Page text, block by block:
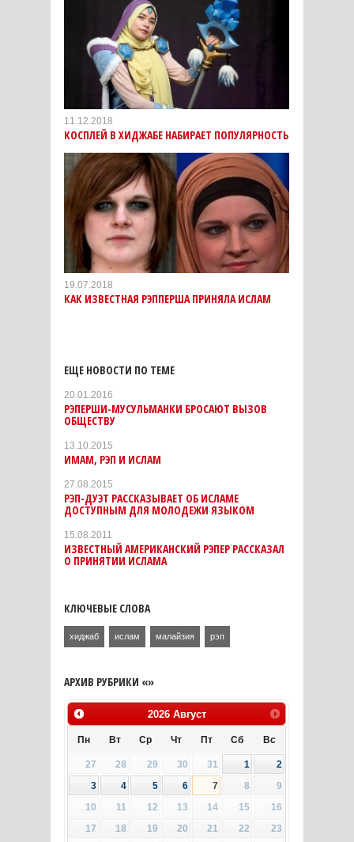
11.12.2018
КОСПЛЕЙ В ХИДЖАБЕ НАБИРАЕТ ПОПУЛЯРНОСТЬ
19.07.2018
КАК ИЗВЕСТНАЯ РЭППЕРША ПРИНЯЛА ИСЛАМ
ЕЩЕ НОВОСТИ ПО ТЕМЕ
20.01.2016
РЭПЕРШИ-МУСУЛЬМАНКИ БРОСАЮТ ВЫЗОВ
ОБЩЕСТВУ
13.10.2015
ИМАМ, РЭП И ИСЛАМ
27.08.2015
РЭП-ДУЭТ РАССКАЗЫВАЕТ ОБ ИСЛАМЕ
ДОСТУПНЫМ ДЛЯ МОЛОДЕЖИ ЯЗЫКОМ
15.08.2011
ИЗВЕСТНЫЙ АМЕРИКАНСКИЙ РЭПЕР РАССКАЗАЛ
О ПРИНЯТИИ ИСЛАМА
КЛЮЧЕВЫЕ СЛОВА
хиджаб ислам малайзия рэп
АРХИВ РУБРИКИ «»
2026 Август
Пн Вт Ср Чт Пт Сб Вс
27 28 29 30 31 1
2
3
4 5 6 7 8
9
10
11 12 13 14 15
16
17
18 19 20 21 22
23